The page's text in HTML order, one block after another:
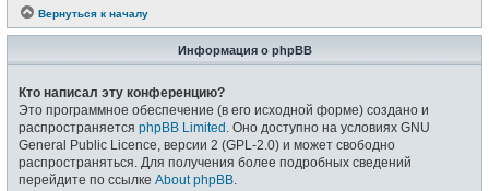
Вернуться к началу
Информация о phpBB
Кто написал эту конференцию?
Это программное обеспечение (в его исходной форме) создано и
распространяется phpBB Limited . Оно доступно на условиях GNU
General Public Licence, версии 2 (GPL-2.0) и может свободно
распространяться. Для получения более подробных сведений
перейдите по ссылке About phpBB